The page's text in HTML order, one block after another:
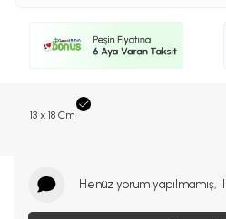
13 x 18 Cm
Henüz yorum yapılmamış,